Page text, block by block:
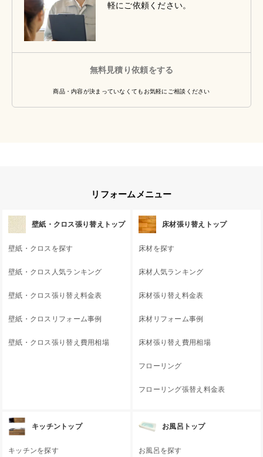
軽にご依頼ください。
無料見積り依頼をする
商品・内容が決まっていなくてもお気軽にご相談ください
リフォームメニュー
壁紙・クロス張り替えトップ
壁紙・クロスを探す
壁紙・クロス人気ランキング
壁紙・クロス張り替え料金表
壁紙・クロスリフォーム事例
壁紙・クロス張り替え費用相場
床材張り替えトップ
床材を探す
床材人気ランキング
床材張り替え料金表
床材リフォーム事例
床材張り替え費用相場
フローリング
フローリング張替え料金表
キッチントップ
キッチンを探す
お風呂トップ
お風呂を探す